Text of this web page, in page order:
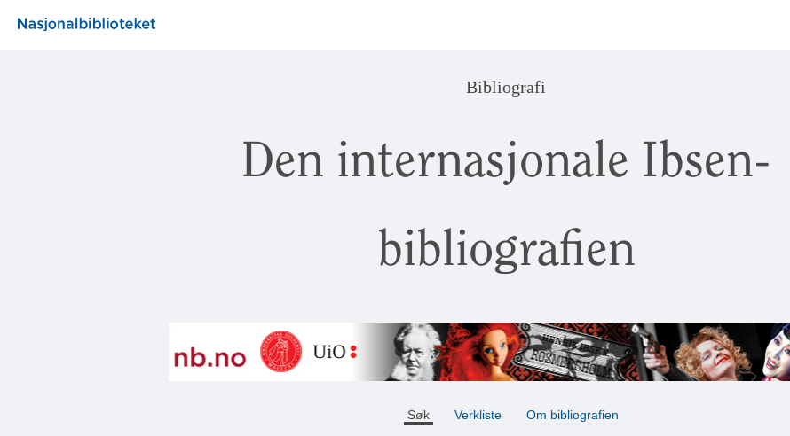
Bibliografi
Den internasjonale Ibsen-
bibliografien
Søk Verkliste Om bibliografien